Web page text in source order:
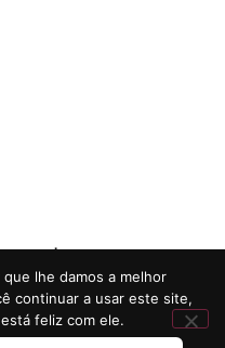
lhe damos a melhor
continuar a usar este site,
feliz com ele.